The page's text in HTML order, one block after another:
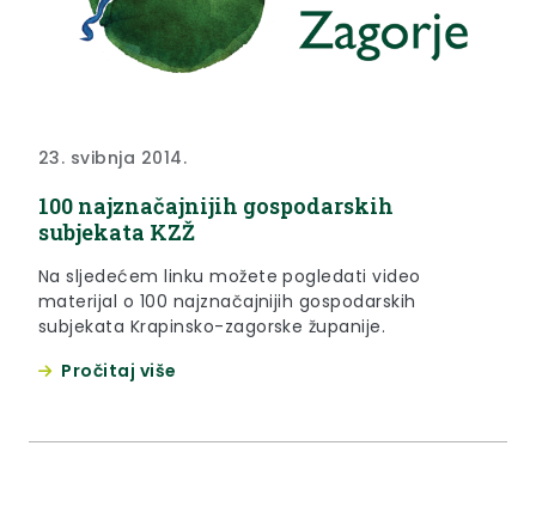
23. svibnja 2014.
100 najznačajnijih gospodarskih
subjekata KZŽ
Na sljedećem linku možete pogledati video
materijal o 100 najznačajnijih gospodarskih
subjekata Krapinsko-zagorske županije.
Pročitaj više